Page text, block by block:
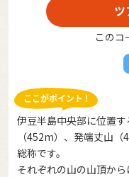
ツ
このコ
伊豆半島中央部に位置
（452m）、発端丈山
総称です。
それぞれの山の山頂か